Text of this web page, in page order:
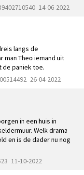
14-06-2022
langs de
man Theo iemand uit
de paniek toe.
26-04-2022
in een huis in
Welk drama
en is de dader nu nog
11-10-2022